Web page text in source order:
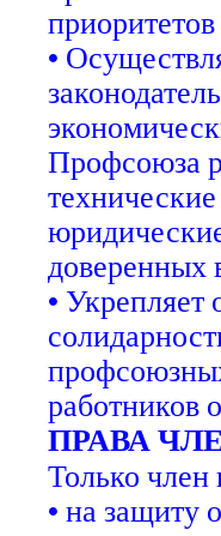
•
Профсоюза
доверенных
• Укрепляет
работников
ПРАВА
Только член
• на защиту